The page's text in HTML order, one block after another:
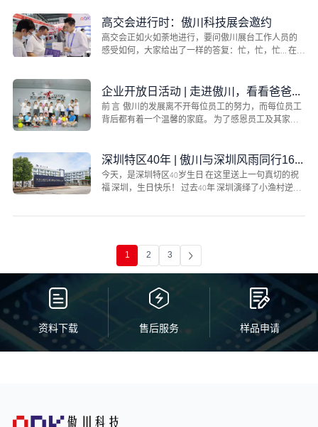
高交会进行时：傲川科技展会邀约
高交会正如火如荼地进行，要问傲川展台工作人员的
感受如何，大家给出了一样的答复：忙，忙，忙... 在本
企业开放日活动 | 走进傲川，看看爸爸妈妈工作的地方
前 言 傲川的发展离不开每位员工的努力，而每位员工
背后都有着一个温馨的家庭。 为了感恩员工及其家
深圳特区40年 | 傲川与深圳风雨同行16载
今天，是深圳特区40岁生日 在这里送上一句真切的祝
福 深圳，生日快乐！ 过去40年 深圳演绎了小渔村逆袭
1 2 3
资料下载 售后服务 样品申请